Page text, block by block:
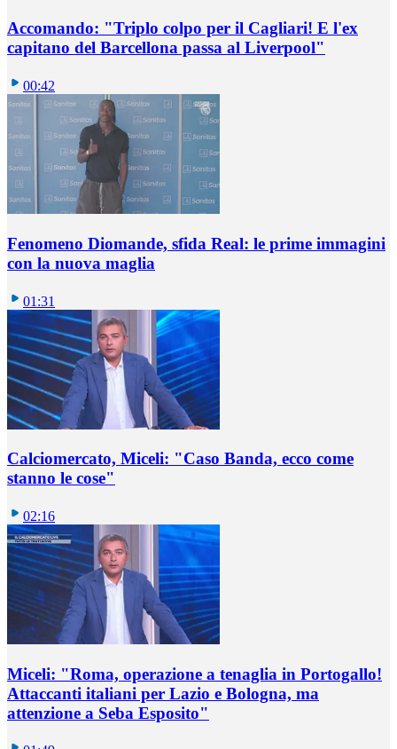
Accomando: "Triplo colpo per il Cagliari! E l'ex
capitano del Barcellona passa al Liverpool"
00:42
Fenomeno Diomande, sfida Real: le prime immagini
con la nuova maglia
01:31
Calciomercato, Miceli: "Caso Banda, ecco come
stanno le cose"
02:16
Miceli: "Roma, operazione a tenaglia in Portogallo!
Attaccanti italiani per Lazio e Bologna, ma
attenzione a Seba Esposito"